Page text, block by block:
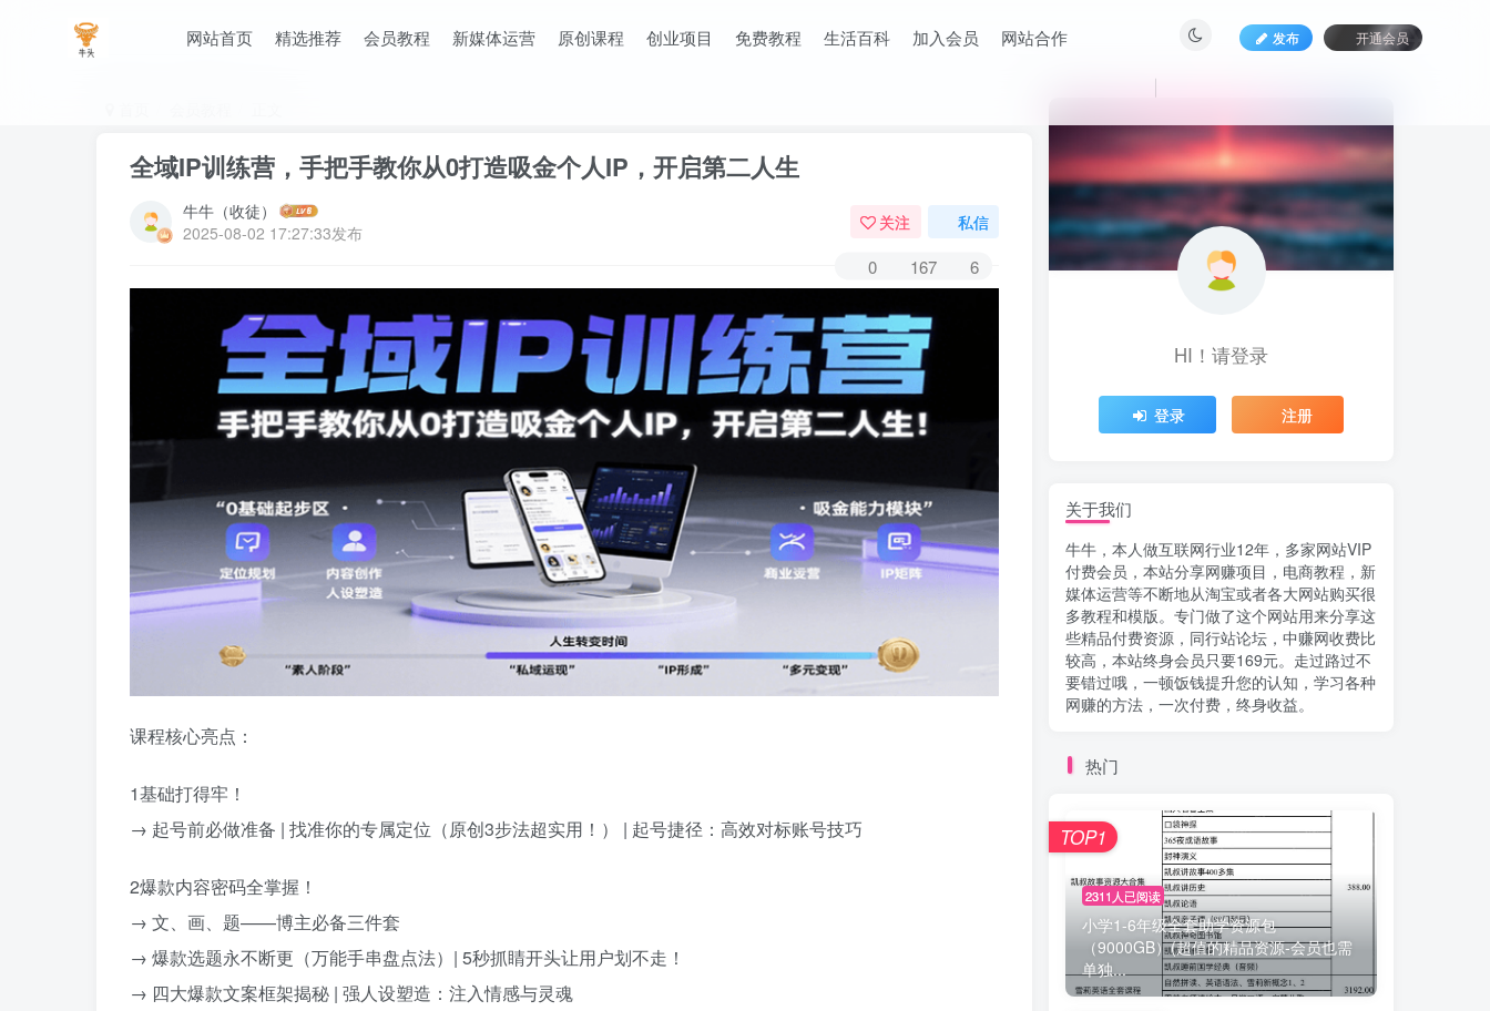
网站首页 精选推荐 会员教程 新媒体运营 原创课程 创业项目 免费教程 生活百科 加入会员 网站合作 发布 开通会员
全域IP训练营，手把手教你从0打造吸金个人IP，开启第二人生
牛牛（收徒）
2025-08-02 17:27:33发布
关注 私信
0 167 6
课程核心亮点：
1基础打得牢！
→ 起号前必做准备 | 找准你的专属定位（原创3步法超实用！） | 起号捷径：高效对标账号技巧
2爆款内容密码全掌握！
→ 文、画、题——博主必备三件套
→ 爆款选题永不断更（万能手串盘点法）| 5秒抓睛开头让用户划不走！
→ 四大爆款文案框架揭秘 | 强人设塑造：注入情感与灵魂
HI！请登录
登录 注册
HI！请登录
登录 注册
关于我们
牛牛，本人做互联网行业12年，多家网站VIP
付费会员，本站分享网赚项目，电商教程，新
媒体运营等不断地从淘宝或者各大网站购买很
多教程和模版。专门做了这个网站用来分享这
些精品付费资源，同行站论坛，中赚网收费比
较高，本站终身会员只要169元。走过路过不
要错过哦，一顿饭钱提升您的认知，学习各种
网赚的方法，一次付费，终身收益。
热门
2311人已阅读
小学1-6年级全套助学资源包
（9000GB）(超值的精品资源-会员也需
单独...
TOP1